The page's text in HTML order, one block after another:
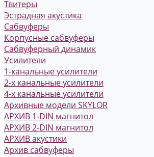
Твитеры
Эстрадная акустика
Сабвуферы
Корпусные сабвуферы
Сабвуферный динамик
Усилители
1-канальные усилители
2-х канальные усилители
4-х канальные усилители
Архивные модели SKYLOR
АРХИВ 1-DIN магнитол
АРХИВ 2-DIN магнитол
АРХИВ акустики
Архив сабвуферы